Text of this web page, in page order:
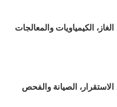
الكيمياويات والمعالجات
الاستقرار، الصيانة والفحص